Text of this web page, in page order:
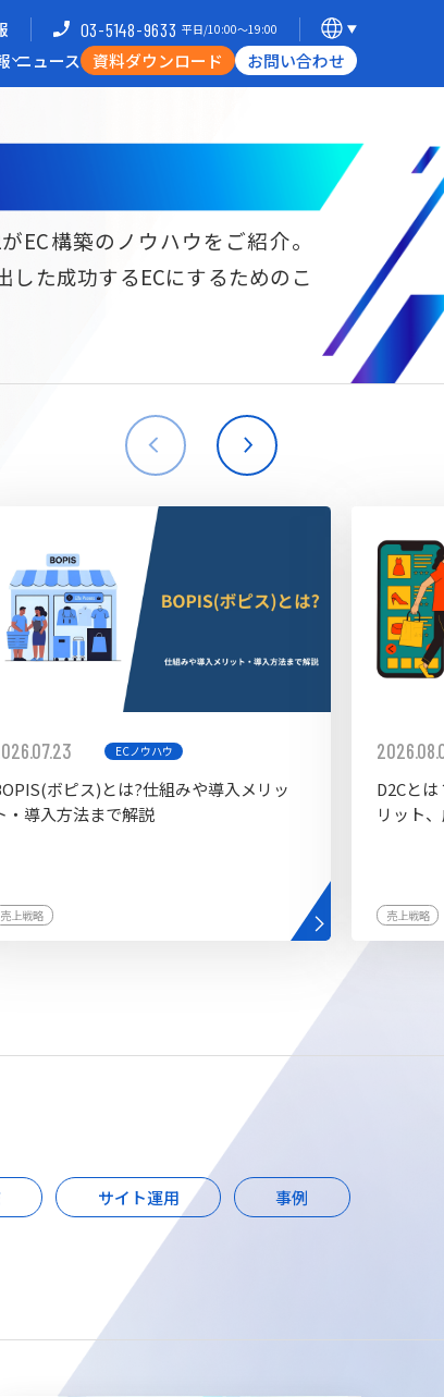
03-5148-9633 平日/10:00〜19:00
ニュース 資料ダウンロード お問い合わせ
サイト構築 海外進出・現地ECサイト構築
EC構築のノウハウをご紹介。
した成功するECにするためのこ
ECノウハウ
ボピス)とは?仕組みや導入メリッ
・導入方法まで解説
売上戦略
D2Cと
リット
売上戦略
サイト運用 事例